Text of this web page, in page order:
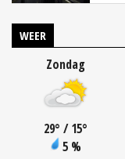
WEER
Zondag
29° / 15°
5 %